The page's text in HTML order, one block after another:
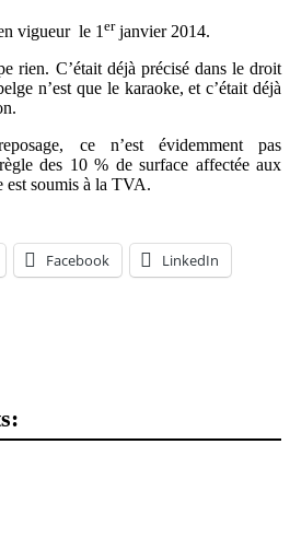
vigueur le 1 erjanvier 2014.
rien. C’était déjà précisé dans le droit
n’est que le karaoke, et c’était déjà
ce n’est évidemment pas
des 10 % de surface affectée aux
est soumis à la TVA.
Facebook LinkedIn